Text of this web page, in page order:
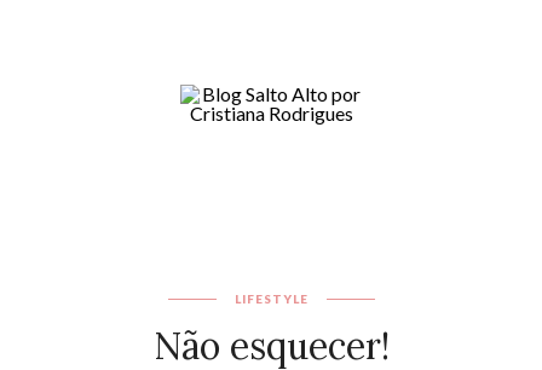
LIFESTYLE
Não esquecer!